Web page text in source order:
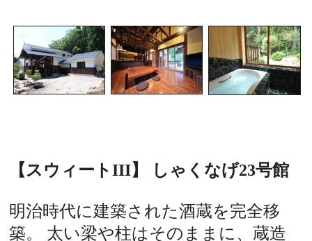
【スウィートIII】 しゃくなげ23号館
明治時代に建築された酒蔵を完全移
築。 太い梁や柱はそのままに、蔵造